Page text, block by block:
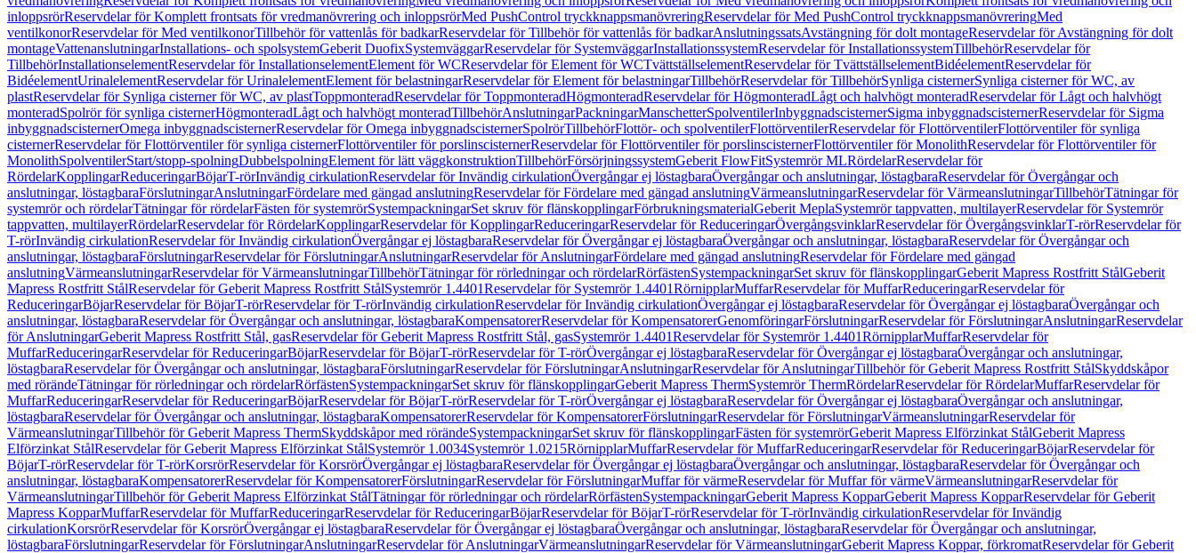
inloppsrörReservdelar för Komplett frontsats för vredmanövrering och inloppsrörMed PushControl tryckknappsmanövreringReservdelar för Med PushControl tryckknappsmanövreringMed
ventilkonorReservdelar för Med ventilkonorTillbehör för vattenlås för badkarReservdelar för Tillbehör för vattenlås för badkarAnslutningssatsAvstängning för dolt montageReservdelar för Avstängning för dolt
montageVattenanslutningarInstallations- och spolsystemGeberit DuofixSystemväggarReservdelar för SystemväggarInstallationssystemReservdelar för InstallationssystemTillbehörReservdelar för
TillbehörInstallationselementReservdelar för InstallationselementElement för WCReservdelar för Element för WCTvättställselementReservdelar för TvättställselementBidéelementReservdelar för
BidéelementUrinalelementReservdelar för UrinalelementElement för belastningarReservdelar för Element för belastningarTillbehörReservdelar för TillbehörSynliga cisternerSynliga cisterner för WC, av
plastReservdelar för Synliga cisterner för WC, av plastToppmonteradReservdelar för ToppmonteradHögmonteradReservdelar för HögmonteradLågt och halvhögt monteradReservdelar för Lågt och halvhögt
monteradSpolrör för synliga cisternerHögmonteradLågt och halvhögt monteradTillbehörAnslutningarPackningarManschetterSpolventilerInbyggnadscisternerSigma inbyggnadscisternerReservdelar för Sigma
inbyggnadscisternerOmega inbyggnadscisternerReservdelar för Omega inbyggnadscisternerSpolrörTillbehörFlottör- och spolventilerFlottörventilerReservdelar för FlottörventilerFlottörventiler för synliga
cisternerReservdelar för Flottörventiler för synliga cisternerFlottörventiler för porslinscisternerReservdelar för Flottörventiler för porslinscisternerFlottörventiler för MonolithReservdelar för Flottörventiler för
MonolithSpolventilerStart/stopp-spolningDubbelspolningElement för lätt väggkonstruktionTillbehörFörsörjningssystemGeberit FlowFitSystemrör MLRördelarReservdelar för
RördelarKopplingarReduceringarBöjarT-rörInvändig cirkulationReservdelar för Invändig cirkulationÖvergångar ej löstagbaraÖvergångar och anslutningar, löstagbaraReservdelar för Övergångar och
anslutningar, löstagbaraFörslutningarAnslutningarFördelare med gängad anslutningReservdelar för Fördelare med gängad anslutningVärmeanslutningarReservdelar för VärmeanslutningarTillbehörTätningar för
systemrör och rördelarTätningar för rördelarFästen för systemrörSystempackningarSet skruv för flänskopplingarFörbrukningsmaterialGeberit MeplaSystemrör tappvatten, multilayerReservdelar för Systemrör
tappvatten, multilayerRördelarReservdelar för RördelarKopplingarReservdelar för KopplingarReduceringarReservdelar för ReduceringarÖvergångsvinklarReservdelar för ÖvergångsvinklarT-rörReservdelar för
T-rörInvändig cirkulationReservdelar för Invändig cirkulationÖvergångar ej löstagbaraReservdelar för Övergångar ej löstagbaraÖvergångar och anslutningar, löstagbaraReservdelar för Övergångar och
anslutningar, löstagbaraFörslutningarReservdelar för FörslutningarAnslutningarReservdelar för AnslutningarFördelare med gängad anslutningReservdelar för Fördelare med gängad
anslutningVärmeanslutningarReservdelar för VärmeanslutningarTillbehörTätningar för rörledningar och rördelarRörfästenSystempackningarSet skruv för flänskopplingarGeberit Mapress Rostfritt StålGeberit
Mapress Rostfritt StålReservdelar för Geberit Mapress Rostfritt StålSystemrör 1.4401Reservdelar för Systemrör 1.4401RörnipplarMuffarReservdelar för MuffarReduceringarReservdelar för
ReduceringarBöjarReservdelar för BöjarT-rörReservdelar för T-rörInvändig cirkulationReservdelar för Invändig cirkulationÖvergångar ej löstagbaraReservdelar för Övergångar ej löstagbaraÖvergångar och
anslutningar, löstagbaraReservdelar för Övergångar och anslutningar, löstagbaraKompensatorerReservdelar för KompensatorerGenomföringarFörslutningarReservdelar för FörslutningarAnslutningarReservdelar
för AnslutningarGeberit Mapress Rostfritt Stål, gasReservdelar för Geberit Mapress Rostfritt Stål, gasSystemrör 1.4401Reservdelar för Systemrör 1.4401RörnipplarMuffarReservdelar för
MuffarReduceringarReservdelar för ReduceringarBöjarReservdelar för BöjarT-rörReservdelar för T-rörÖvergångar ej löstagbaraReservdelar för Övergångar ej löstagbaraÖvergångar och anslutningar,
löstagbaraReservdelar för Övergångar och anslutningar, löstagbaraFörslutningarReservdelar för FörslutningarAnslutningarReservdelar för AnslutningarTillbehör för Geberit Mapress Rostfritt StålSkyddskåpor
med rörändeTätningar för rörledningar och rördelarRörfästenSystempackningarSet skruv för flänskopplingarGeberit Mapress ThermSystemrör ThermRördelarReservdelar för RördelarMuffarReservdelar för
MuffarReduceringarReservdelar för ReduceringarBöjarReservdelar för BöjarT-rörReservdelar för T-rörÖvergångar ej löstagbaraReservdelar för Övergångar ej löstagbaraÖvergångar och anslutningar,
löstagbaraReservdelar för Övergångar och anslutningar, löstagbaraKompensatorerReservdelar för KompensatorerFörslutningarReservdelar för FörslutningarVärmeanslutningarReservdelar för
VärmeanslutningarTillbehör för Geberit Mapress ThermSkyddskåpor med rörändeSystempackningarSet skruv för flänskopplingarFästen för systemrörGeberit Mapress Elförzinkat StålGeberit Mapress
Elförzinkat StålReservdelar för Geberit Mapress Elförzinkat StålSystemrör 1.0034Systemrör 1.0215RörnipplarMuffarReservdelar för MuffarReduceringarReservdelar för ReduceringarBöjarReservdelar för
BöjarT-rörReservdelar för T-rörKorsrörReservdelar för KorsrörÖvergångar ej löstagbaraReservdelar för Övergångar ej löstagbaraÖvergångar och anslutningar, löstagbaraReservdelar för Övergångar och
anslutningar, löstagbaraKompensatorerReservdelar för KompensatorerFörslutningarReservdelar för FörslutningarMuffar för värmeReservdelar för Muffar för värmeVärmeanslutningarReservdelar för
VärmeanslutningarTillbehör för Geberit Mapress Elförzinkat StålTätningar för rörledningar och rördelarRörfästenSystempackningarGeberit Mapress KopparGeberit Mapress KopparReservdelar för Geberit
Mapress KopparMuffarReservdelar för MuffarReduceringarReservdelar för ReduceringarBöjarReservdelar för BöjarT-rörReservdelar för T-rörInvändig cirkulationReservdelar för Invändig
cirkulationKorsrörReservdelar för KorsrörÖvergångar ej löstagbaraReservdelar för Övergångar ej löstagbaraÖvergångar och anslutningar, löstagbaraReservdelar för Övergångar och anslutningar,
löstagbaraFörslutningarReservdelar för FörslutningarAnslutningarReservdelar för AnslutningarVärmeanslutningarReservdelar för VärmeanslutningarGeberit Mapress Koppar, förkromatReservdelar för Geberit